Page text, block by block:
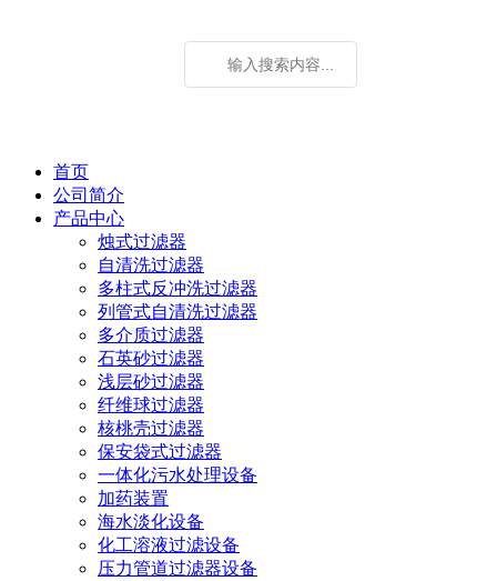
首页
公司简介
产品中心
烛式过滤器
自清洗过滤器
多柱式反冲洗过滤器
列管式自清洗过滤器
多介质过滤器
石英砂过滤器
浅层砂过滤器
纤维球过滤器
核桃壳过滤器
保安袋式过滤器
一体化污水处理设备
加药装置
海水淡化设备
化工溶液过滤设备
压力管道过滤器设备